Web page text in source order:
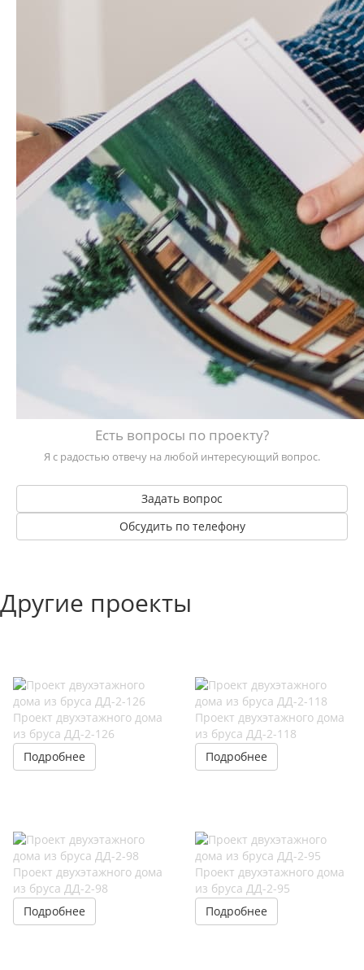
Есть вопросы по проекту?
Я с радостью отвечу на любой интересующий вопрос.
Задать вопрос
Обсудить по телефону
Другие проекты
Проект двухэтажного дома
из бруса ДД-2-126
Подробнее
Проект двухэтажного дома
из бруса ДД-2-118
Подробнее
Проект двухэтажного дома
из бруса ДД-2-98
Подробнее
Проект двухэтажного дома
из бруса ДД-2-95
Подробнее